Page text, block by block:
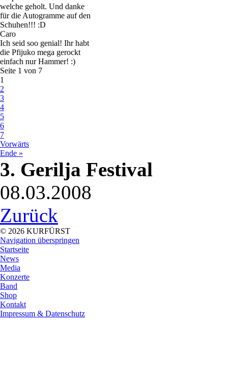
welche geholt. Und danke
für die Autogramme auf den
Schuhen!!! :D
Caro
Ich seid soo genial! Ihr habt
die Pfijuko mega gerockt
einfach nur Hammer! :)
Seite 1 von 7
1
2
3
4
5
6
7
Vorwärts
Ende »
3. Gerilja Festival
08.03.2008
Zurück
© 2026 KURFÜRST
Navigation überspringen
Startseite
News
Media
Konzerte
Band
Shop
Kontakt
Impressum & Datenschutz